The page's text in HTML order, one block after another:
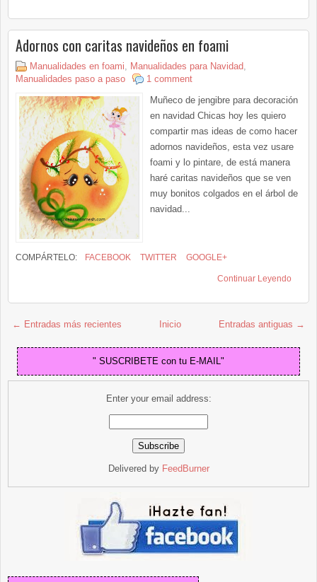
Adornos con caritas navideños en foami
Manualidades en foami Manualidades para Navidad
Manualidades paso a paso
1 comment
Muñeco de jengibre para decoración
en navidad Chicas hoy les quiero
compartir mas ideas de como hacer
adornos navideños, esta vez usare
foami y lo pintare, de está manera
haré caritas navideños que se ven
muy bonitos colgados en el árbol de
navidad...
COMPÁRTELO: FACEBOOK TWITTER GOOGLE+
Continuar Leyendo
← Entradas más recientes Entradas antiguas →
Inicio
" SUSCRIBETE con tu E-MAIL"
Enter your email address:
Delivered by FeedBurner